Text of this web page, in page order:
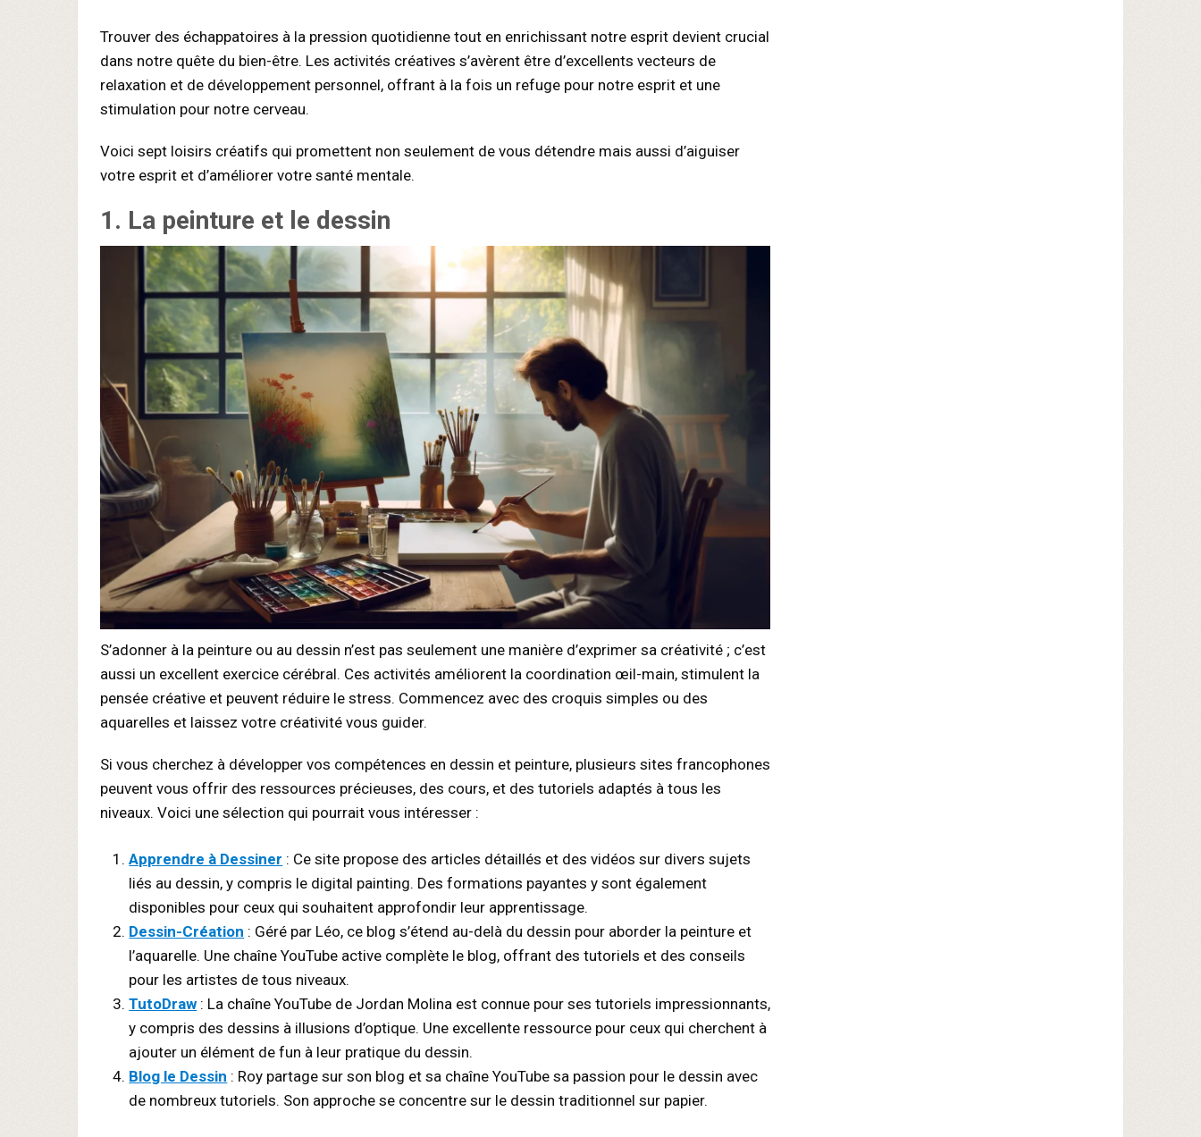
Trouver des échappatoires à la pression quotidienne tout en enrichissant notre esprit devient crucial
dans notre quête du bien-être. Les activités créatives s’avèrent être d’excellents vecteurs de
relaxation et de développement personnel, offrant à la fois un refuge pour notre esprit et une
stimulation pour notre cerveau.
Voici sept loisirs créatifs qui promettent non seulement de vous détendre mais aussi d’aiguiser
votre esprit et d’améliorer votre santé mentale.
1. La peinture et le dessin
S’adonner à la peinture ou au dessin n’est pas seulement une manière d’exprimer sa créativité ; c’est
aussi un excellent exercice cérébral. Ces activités améliorent la coordination œil-main, stimulent la
pensée créative et peuvent réduire le stress. Commencez avec des croquis simples ou des
aquarelles et laissez votre créativité vous guider.
Si vous cherchez à développer vos compétences en dessin et peinture, plusieurs sites francophones
peuvent vous offrir des ressources précieuses, des cours, et des tutoriels adaptés à tous les
niveaux. Voici une sélection qui pourrait vous intéresser :
Apprendre à Dessiner : Ce site propose des articles détaillés et des vidéos sur divers sujets
liés au dessin, y compris le digital painting. Des formations payantes y sont également
disponibles pour ceux qui souhaitent approfondir leur apprentissage.
Dessin-Création : Géré par Léo, ce blog s’étend au-delà du dessin pour aborder la peinture et
l’aquarelle. Une chaîne YouTube active complète le blog, offrant des tutoriels et des conseils
pour les artistes de tous niveaux.
TutoDraw : La chaîne YouTube de Jordan Molina est connue pour ses tutoriels impressionnants,
y compris des dessins à illusions d’optique. Une excellente ressource pour ceux qui cherchent à
ajouter un élément de fun à leur pratique du dessin.
Blog le Dessin : Roy partage sur son blog et sa chaîne YouTube sa passion pour le dessin avec
de nombreux tutoriels. Son approche se concentre sur le dessin traditionnel sur papier.